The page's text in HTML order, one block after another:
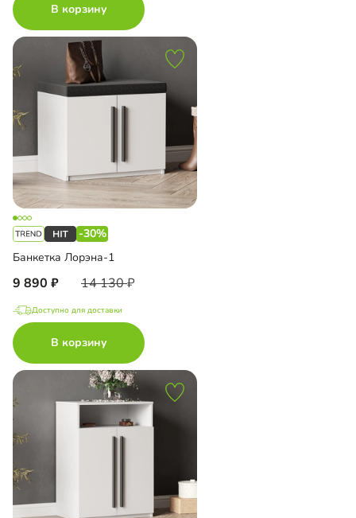
В корзину
-30%
Банкетка Лорэна-1
9 890 14 130
Доступно для доставки
В корзину